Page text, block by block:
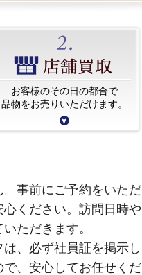
お客様のその日の都合で
品物をお売りいただけます。
事前にご予約をいた
ください。訪問日時
ただきます。
、必ず社員証を掲示
、安心してお任せくだ